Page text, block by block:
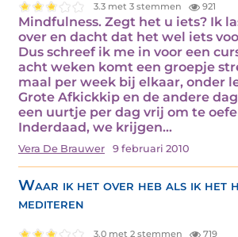
3.3 met 3 stemmen 921
Mindfulness. Zegt het u iets? Ik
over en dacht dat het wel iets
Dus schreef ik me in voor een
acht weken komt een groepje
maal per week bij elkaar, onder
Grote Afkickkip en de andere
een uurtje per dag vrij om te
Inderdaad, we krijgen…
Vera De Brauwer 9 februari 2010
Waar ik het over heb als ik het
mediteren
3.0 met 2 stemmen 719